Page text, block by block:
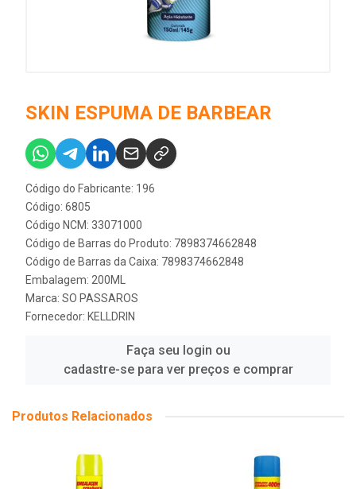
SKIN ESPUMA DE BARBEAR
Código do Fabricante: 196
Código: 6805
Código NCM: 33071000
Código de Barras do Produto: 7898374662848
Código de Barras da Caixa: 7898374662848
Embalagem: 200ML
Marca: SO PASSAROS
Fornecedor: KELLDRIN
Faça seu login ou
cadastre-se para ver preços e comprar
Produtos Relacionados